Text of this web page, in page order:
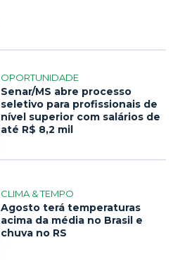
OPORTUNIDADE
Senar/MS abre processo
seletivo para profissionais de
nível superior com salários de
até R$ 8,2 mil
CLIMA & TEMPO
Agosto terá temperaturas
acima da média no Brasil e
chuva no RS